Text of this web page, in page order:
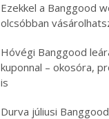
Ezekkel a Banggood
olcsóbban
Hóvégi Banggood
kuponnal – okosóra,
is
Durva júliusi